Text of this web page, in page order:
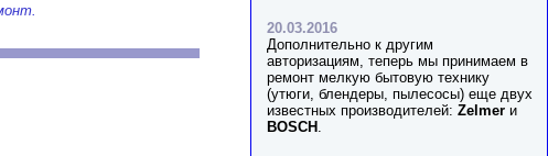
20.03.2016
Дополнительно к другим
авторизациям, теперь мы принимаем в
ремонт мелкую бытовую технику
(утюги, блендеры, пылесосы) еще двух
известных производителей: Zelmerи
BOSCH .